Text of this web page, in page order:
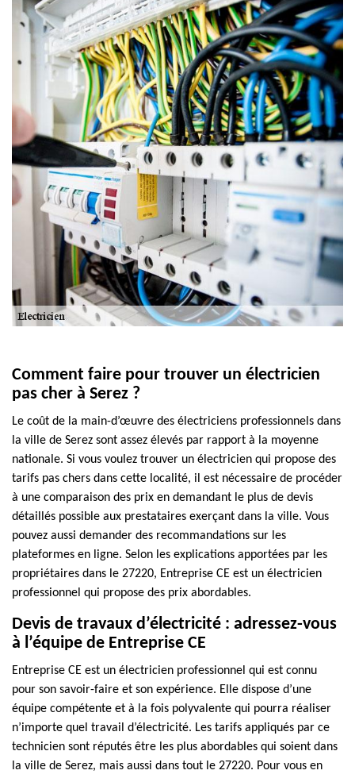
Comment faire pour trouver un électricien
pas cher à Serez ?
Le coût de la main-d’œuvre des électriciens professionnels dans
la ville de Serez sont assez élevés par rapport à la moyenne
nationale. Si vous voulez trouver un électricien qui propose des
tarifs pas chers dans cette localité, il est nécessaire de procéder
à une comparaison des prix en demandant le plus de devis
détaillés possible aux prestataires exerçant dans la ville. Vous
pouvez aussi demander des recommandations sur les
plateformes en ligne. Selon les explications apportées par les
propriétaires dans le 27220, Entreprise CE est un électricien
professionnel qui propose des prix abordables.
Devis de travaux d’électricité : adressez-vous
à l’équipe de Entreprise CE
Entreprise CE est un électricien professionnel qui est connu
pour son savoir-faire et son expérience. Elle dispose d’une
équipe compétente et à la fois polyvalente qui pourra réaliser
n’importe quel travail d’électricité. Les tarifs appliqués par ce
technicien sont réputés être les plus abordables qui soient dans
la ville de Serez, mais aussi dans tout le 27220. Pour vous en